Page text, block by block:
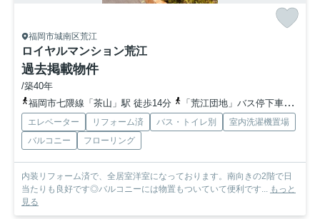
福岡市城南区荒江
ロイヤルマンション荒江
過去掲載物件
/築40年
福岡市七隈線「茶山」駅 徒歩14分
「荒江団地」バス停下車 徒歩3分
エレベーター リフォーム済 バス・トイレ別
室内洗濯機置場
バルコニー
フローリング
内装リフォーム済で、全居室洋室になっております。南向きの2階で日
当たりも良好です◎バルコニーには物置もついていて便利です... もっと
見る